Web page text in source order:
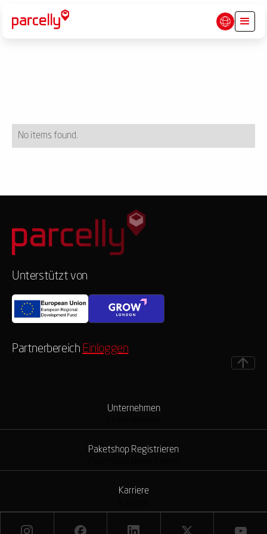
No items found.
Unterstützt von
Partnerbereich Einloggen
Unternehmen
Paketshop Registrieren
Karriere